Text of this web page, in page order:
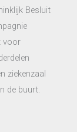
Besluit
voor
ziekenzaal
de buurt.